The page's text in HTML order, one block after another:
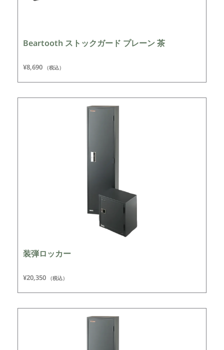
Beartooth ストックガード プレーン 茶
¥8,690 （税込）
装弾ロッカー
¥20,350 （税込）